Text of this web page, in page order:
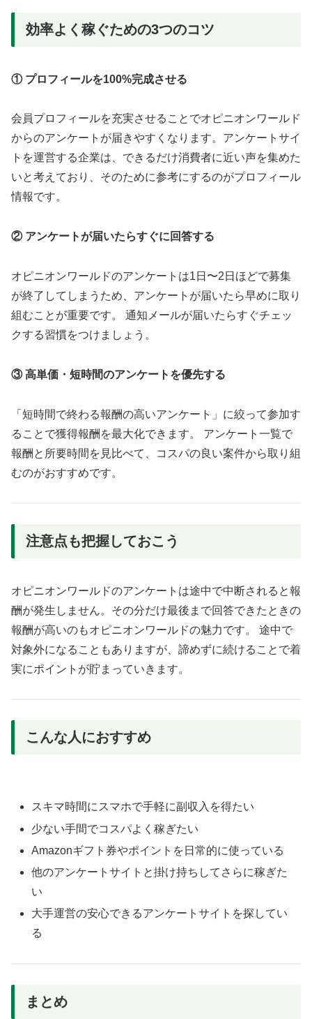
効率よく稼ぐための3つのコツ
① プロフィールを100%完成させる
会員プロフィールを充実させることでオピニオンワールド
からのアンケートが届きやすくなります。アンケートサイ
トを運営する企業は、できるだけ消費者に近い声を集めた
いと考えており、そのために参考にするのがプロフィール
情報です。
② アンケートが届いたらすぐに回答する
オピニオンワールドのアンケートは1日〜2日ほどで募集
が終了してしまうため、アンケートが届いたら早めに取り
組むことが重要です。 通知メールが届いたらすぐチェッ
クする習慣をつけましょう。
③ 高単価・短時間のアンケートを優先する
「短時間で終わる報酬の高いアンケート」に絞って参加す
ることで獲得報酬を最大化できます。 アンケート一覧で
報酬と所要時間を見比べて、コスパの良い案件から取り組
むのがおすすめです。
注意点も把握しておこう
オピニオンワールドのアンケートは途中で中断されると報
酬が発生しません。その分だけ最後まで回答できたときの
報酬が高いのもオピニオンワールドの魅力です。 途中で
対象外になることもありますが、諦めずに続けることで着
実にポイントが貯まっていきます。
こんな人におすすめ
スキマ時間にスマホで手軽に副収入を得たい
少ない手間でコスパよく稼ぎたい
Amazonギフト券やポイントを日常的に使っている
他のアンケートサイトと掛け持ちしてさらに稼ぎた
い
大手運営の安心できるアンケートサイトを探してい
る
まとめ